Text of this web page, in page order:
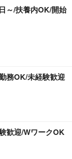
～/扶養内OK/開始
務OK/未経験歓迎
歓迎/WワークOK